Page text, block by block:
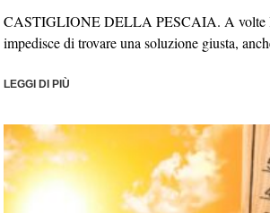
CASTIGLIONE DELLA PESCAIA. A volte
impedisce di trovare una soluzione giusta,
LEGGI DI PIÙ